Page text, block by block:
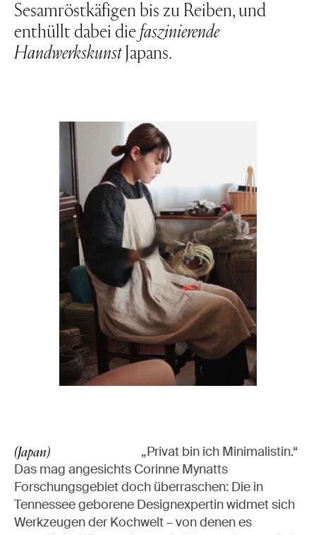
Sesamröstkäfigen bis zu Reiben, und
enthüllt dabei die faszinierende
HandwerkskunstJapans.
(Japan)
„Privat bin ich Minimalistin.“
Das mag angesichts Corinne Mynatts
Forschungsgebiet doch überraschen: Die in
Tennessee geborene Designexpertin widmet sich
Werkzeugen der Kochwelt – von denen es